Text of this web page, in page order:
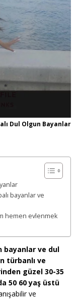
Dul Olgun Bayanlar
bayanlar ve
hemen evlenmek
bayanlar ve dul
türbanlı ve
güzel 30-35
50 60 yaş üstü
ve